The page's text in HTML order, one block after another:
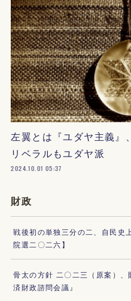
左翼とは『ユダヤ主義』
リベラルもユダヤ派
2024.10.01 05:37
財政
戦後初の単独三分の二、自民史
院選二〇二六】
骨太の方針 二〇二三（原案）
済財政諮問会議』